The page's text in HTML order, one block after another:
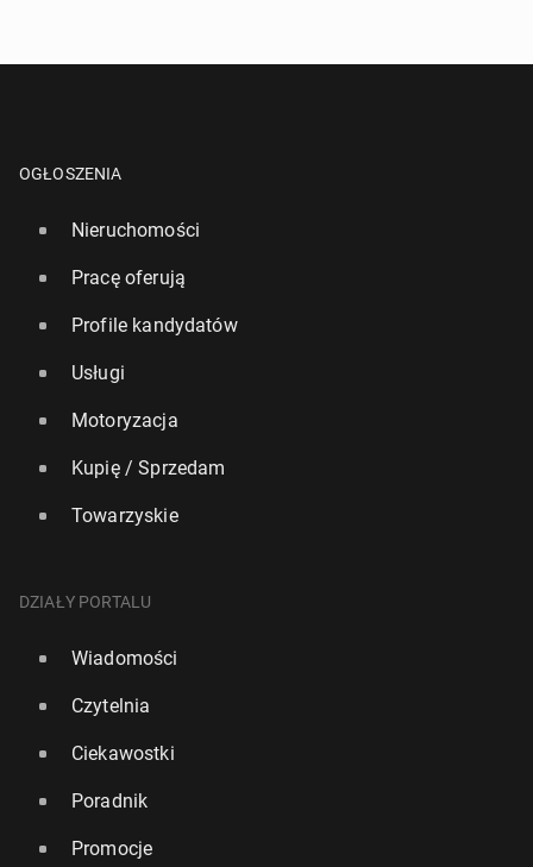
OGŁOSZENIA
Nieruchomości
Pracę oferują
Profile kandydatów
Usługi
Motoryzacja
Kupię / Sprzedam
Towarzyskie
DZIAŁY PORTALU
Wiadomości
Czytelnia
Ciekawostki
Poradnik
Promocje